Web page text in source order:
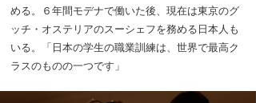
める。６年間モデナで働いた後、現在は東京のグ
ッチ・オステリアのスーシェフを務める日本人も
いる。「日本の学生の職業訓練は、世界で最高ク
ラスのものの一つです」